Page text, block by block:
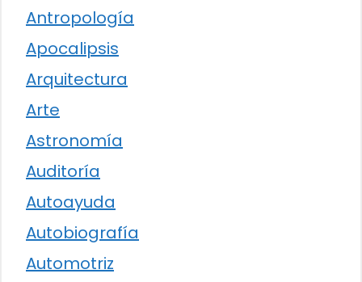
Antropología
Apocalipsis
Arquitectura
Arte
Astronomía
Auditoría
Autoayuda
Autobiografía
Automotriz